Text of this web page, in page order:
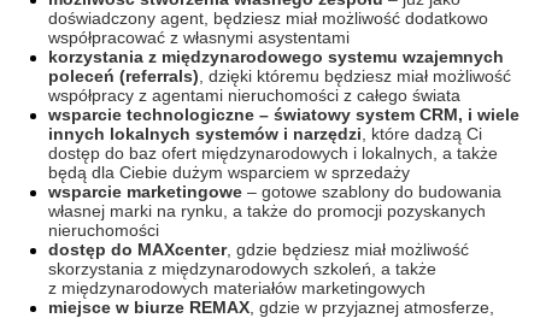
doświadczony agent, będziesz miał możliwość dodatkowo
współpracować z własnymi asystentami
korzystania z międzynarodowego systemu wzajemnych
poleceń (referrals) , dzięki któremu będziesz miał możliwość
współpracy z agentami nieruchomości z całego świata
wsparcie technologiczne – światowy system CRM, i wiele
innych lokalnych systemów i narzędzi , które dadzą Ci
dostęp do baz ofert międzynarodowych i lokalnych, a także
będą dla Ciebie dużym wsparciem w sprzedaży
wsparcie marketingowe – gotowe szablony do budowania
własnej marki na rynku, a także do promocji pozyskanych
nieruchomości
dostęp do MAXcenter, gdzie będziesz miał możliwość
skorzystania z międzynarodowych szkoleń, a także
z międzynarodowych materiałów marketingowych
miejsce w biurze REMAX , gdzie w przyjaznej atmosferze,